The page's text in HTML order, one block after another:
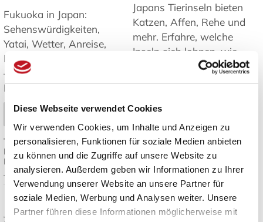
Diese Webseite verwendet Cookies
Wir verwenden Cookies, um Inhalte und Anzeigen zu
personalisieren, Funktionen für soziale Medien anbieten
zu können und die Zugriffe auf unsere Website zu
analysieren. Außerdem geben wir Informationen zu Ihrer
Verwendung unserer Website an unsere Partner für
soziale Medien, Werbung und Analysen weiter. Unsere
Partner führen diese Informationen möglicherweise mit
Fukuoka in Japan:
Sehenswürdigkeiten,
Yatai, Wetter, Anreise,
Inseln und Tagesausflüge
– Tipps für Ihre Reise nach
Kyushu. ➤
Mehr lesen
Tags: Fukuoka Reisetipps,
Fukuoka Sehenswürdigkeiten,
Kyushu Reise, Yatai Streetfood
Japan Reiseplanung
Japans Tierinseln bieten
Katzen, Affen, Rehe und
mehr. Erfahre, welche
Inseln sich lohnen, wie
man hinkommt und was
es zu beachten gibt ➤
Mehr lesen
Japan Inseln,
Tierbeobachtung Japan,
Katzeninseln Japan,Japan
Reiseziele
Natur und Tiere in
Japan
Japanisches Design: Die besten